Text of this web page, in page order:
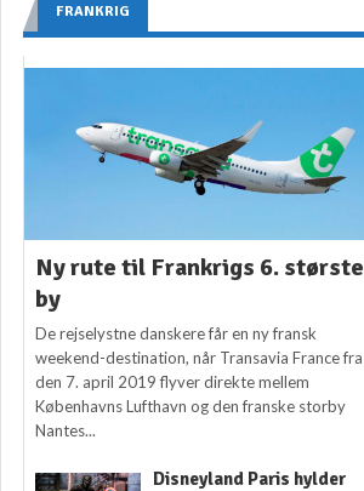
FRANKRIG
Ny rute til Frankrigs 6. største
by
De rejselystne danskere får en ny fransk
weekend-destination, når Transavia France fra
den 7. april 2019 flyver direkte mellem
Københavns Lufthavn og den franske storby
Nantes...
Disneyland Paris hylder